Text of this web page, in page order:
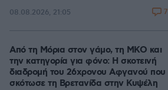
08.08.2026, 21:05 7
Από τη Μόρια στον γάμο, τη ΜΚΟ και
την κατηγορία για φόνο: Η σκοτεινή
διαδρομή του 26χρονου Αφγανού που
σκότωσε τη Βρετανίδα στην Κυψέλη